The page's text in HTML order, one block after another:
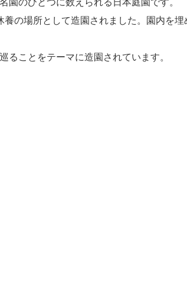
園のひとつに数えられる日本庭園です。
の場所として造園されました。園内を
ることをテーマに造園されています。